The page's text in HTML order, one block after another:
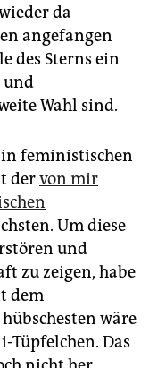
da
angefangen
des Sterns ein
und
Wahl sind.
feministischen
dervon mir
Um diese
und
zu zeigen, habe
dem
wäre
Tüpfelchen. Das